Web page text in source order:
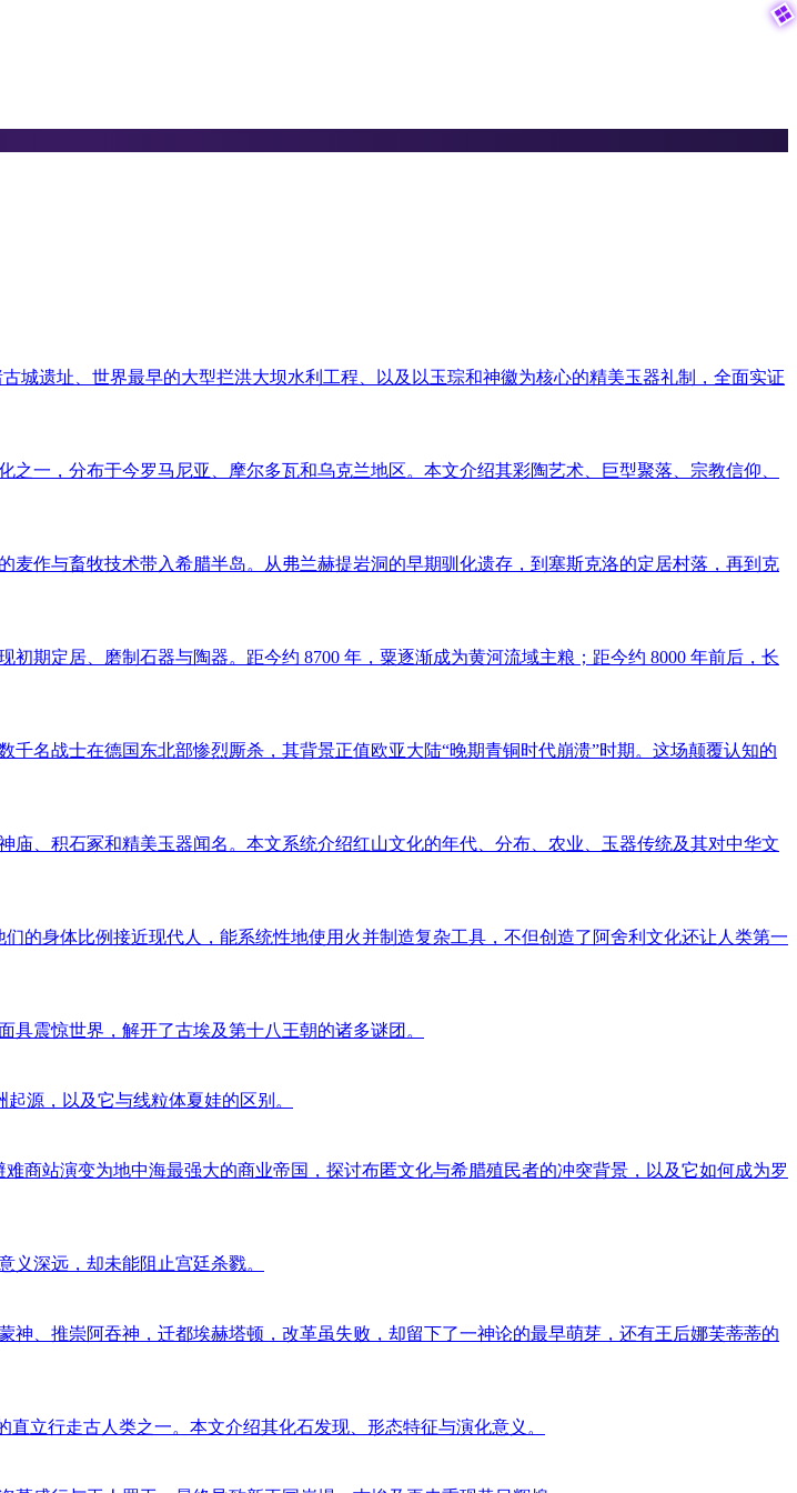
城遗址、世界最早的大型拦洪大坝水利工程、以及以玉琮和神徽为核心的精美玉器礼制，全面实证
一，分布于今罗马尼亚、摩尔多瓦和乌克兰地区。本文介绍其彩陶艺术、巨型聚落、宗教信仰、
麦作与畜牧技术带入希腊半岛。从弗兰赫提岩洞的早期驯化遗存，到塞斯克洛的定居村落，再到克
期定居、磨制石器与陶器。距今约 8700 年，粟逐渐成为黄河流域主粮；距今约 8000 年前后，长
名战士在德国东北部惨烈厮杀，其背景正值欧亚大陆“晚期青铜时代崩溃”时期。这场颠覆认知的
、积石冢和精美玉器闻名。本文系统介绍红山文化的年代、分布、农业、玉器传统及其对中华文
的身体比例接近现代人，能系统性地使用火并制造复杂工具，不但创造了阿舍利文化还让人类第一
震惊世界，解开了古埃及第十八王朝的诸多谜团。
源，以及它与线粒体夏娃的区别。
商站演变为地中海最强大的商业帝国，探讨布匿文化与希腊殖民者的冲突背景，以及它如何成为罗
深远，却未能阻止宫廷杀戮。
、推崇阿吞神，迁都埃赫塔顿，改革虽失败，却留下了一神论的最早萌芽，还有王后娜芙蒂蒂的
直立行走古人类之一。本文介绍其化石发现、形态特征与演化意义。
